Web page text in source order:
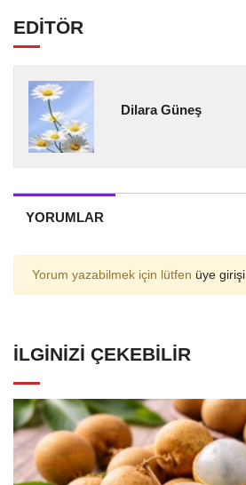
EDİTÖR
Dilara Güneş
YORUMLAR
Yorum yazabilmek için lütfen üye girişi
İLGINIZI ÇEKEBILIR